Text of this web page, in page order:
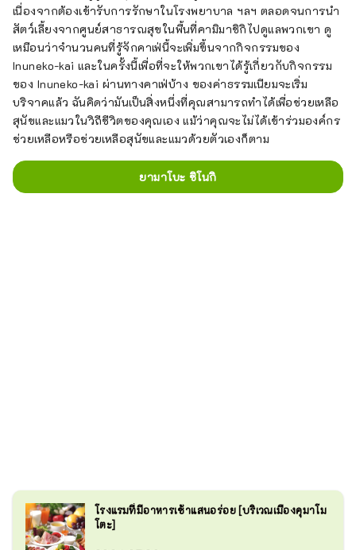
เนื่องจากต้องเข้ารับการรักษาในโรงพยาบาล ฯลฯ ตลอดจนการนำ
สัตว์เลี้ยงจากศูนย์สาธารณสุขในพื้นที่คามิมาชิกิไปดูแลพวกเขา ดู
เหมือนว่าจำนวนคนที่รู้จักคาเฟ่นี้จะเพิ่มขึ้นจากกิจกรรมของ
Inuneko-kai และในครั้งนี้เพื่อที่จะให้พวกเขาได้รู้เกี่ยวกับกิจกรรม
ของ Inuneko-kai ผ่านทางคาเฟ่บ้าง ของค่าธรรมเนียมจะเริ่ม
บริจาคแล้ว ฉันคิดว่ามันเป็นสิ่งหนึ่งที่คุณสามารถทำได้เพื่อช่วยเหลือ
สุนัขและแมวในวิถีชีวิตของคุณเอง แม้ว่าคุณจะไม่ได้เข้าร่วมองค์กร
ช่วยเหลือหรือช่วยเหลือสุนัขและแมวด้วยตัวเองก็ตาม
ยามาโบะ ชิโนกิ
โรงแรมที่มีอาหารเช้าแสนอร่อย [บริเวณเมืองคุมาโม
โตะ]